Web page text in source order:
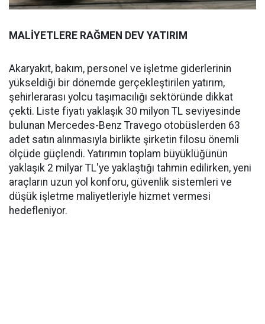
MALİYETLERE RAĞMEN DEV YATIRIM
Akaryakıt, bakım, personel ve işletme giderlerinin
yükseldiği bir dönemde gerçekleştirilen yatırım,
şehirlerarası yolcu taşımacılığı sektöründe dikkat
çekti. Liste fiyatı yaklaşık 30 milyon TL seviyesinde
bulunan Mercedes-Benz Travego otobüslerden 63
adet satın alınmasıyla birlikte şirketin filosu önemli
ölçüde güçlendi. Yatırımın toplam büyüklüğünün
yaklaşık 2 milyar TL'ye yaklaştığı tahmin edilirken, yeni
araçların uzun yol konforu, güvenlik sistemleri ve
düşük işletme maliyetleriyle hizmet vermesi
hedefleniyor.